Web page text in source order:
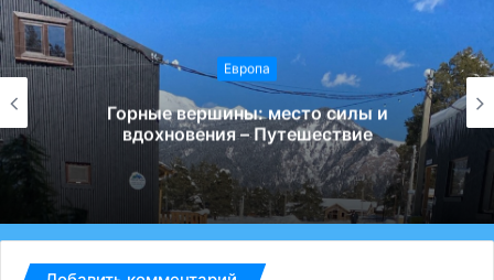
Европа
Избыток или новое мировоззрение:
почему дети перестали ценить игрушки –
Путешествие